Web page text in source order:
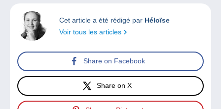
Cet article a été rédigé par Héloïse
Voir tous les articles
Share on Facebook
Share on X